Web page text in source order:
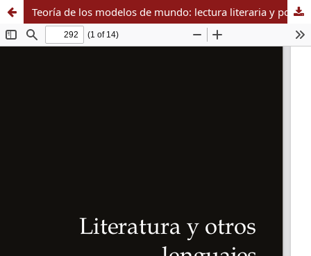
Teoría de los modelos de mundo: lectura literaria y posibilidades didácticas